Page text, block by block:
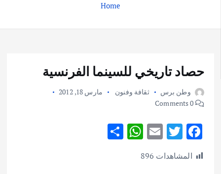
Home
حصاد تاريخي للسينما الفرنسية
وطن برس ثقافة وفنون
مارس 18, 2012
F
ac
e
T
w
it
E
ai
W
المشاهدات 896